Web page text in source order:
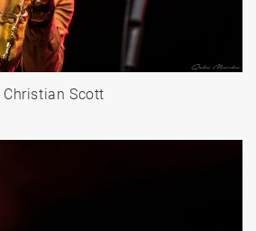
Christian Scott